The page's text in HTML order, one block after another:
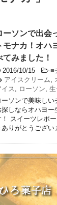
ーソンで出会
モナカ！オハ
てみました！
2016/10/15 -■
アイスクリーム
イス
ローソン
ーソンで美味し
探しならオハヨ
！ スイーツレポ
ありがとうござい